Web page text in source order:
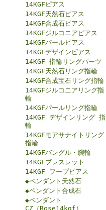
14KGFピアス
14KGF天然石ピアス
14KGF合成石ピアス
14KGFジルコニアピアス
14KGFパールピアス
14KGFデザインピアス
14KGF 指輪リングパーツ
14KGF天然石リング指輪
14KGF合成宝石リング指輪
14KGFジルコニアリング指
輪
14KGFパールリング指輪
14KGF デザインリング 指
輪
14KGFモアサナイトリング
指輪
14KGFバングル・腕輪
14KGFブレスレット
14KGF フープピアス
◆ペンダント天然石
◆ペンダント合成石
◆ペンダント
CZ（Rose14kgf）